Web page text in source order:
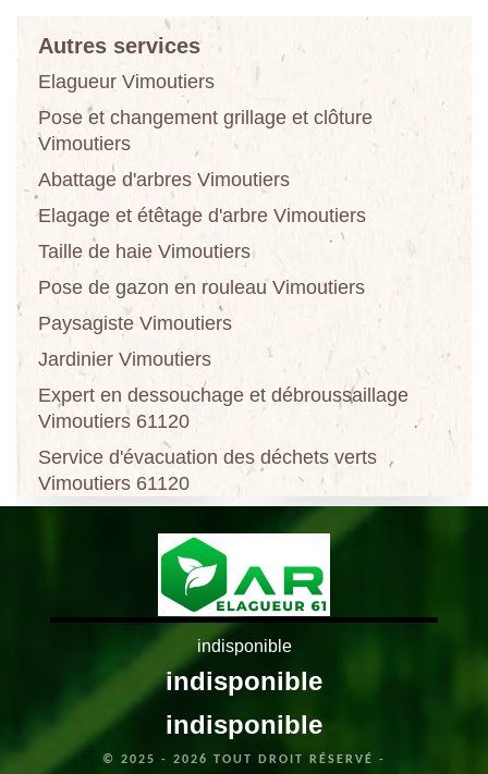
Autres services
Elagueur Vimoutiers
Pose et changement grillage et clôture
Vimoutiers
Abattage d'arbres Vimoutiers
Elagage et étêtage d'arbre Vimoutiers
Taille de haie Vimoutiers
Pose de gazon en rouleau Vimoutiers
Paysagiste Vimoutiers
Jardinier Vimoutiers
Expert en dessouchage et débroussaillage
Vimoutiers 61120
Service d'évacuation des déchets verts
Vimoutiers 61120
indisponible
indisponible
indisponible
© 2025 - 2026 TOUT DROIT RÉSERVÉ -